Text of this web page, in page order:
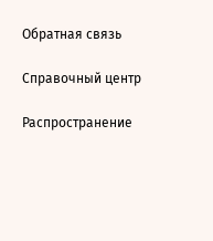
Обратная связь
Справочный центр
Распространение